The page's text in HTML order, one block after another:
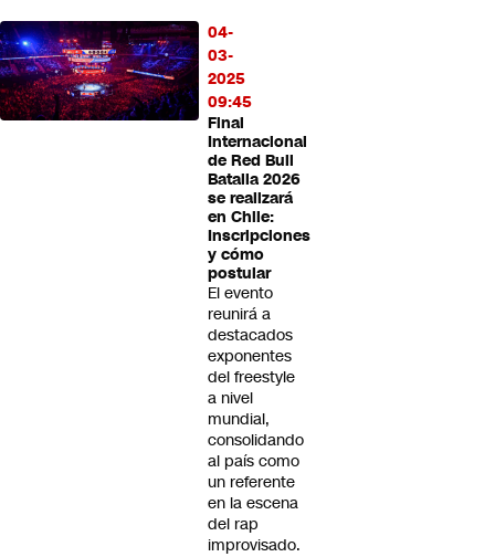
04-
03-
2025
09:45
Final
Internacional
de Red Bull
Batalla 2026
se realizará
en Chile:
Inscripciones
y cómo
postular
El evento
reunirá a
destacados
exponentes
del freestyle
a nivel
mundial,
consolidando
al país como
un referente
en la escena
del rap
improvisado.